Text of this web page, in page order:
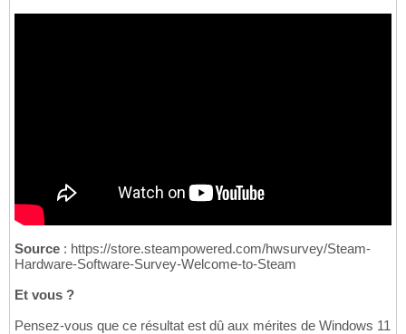
Source : https://store.steampowered.com/hwsurvey/Steam-
Hardware-Software-Survey-Welcome-to-Steam
Et vous ?
Pensez-vous que ce résultat est dû aux mérites de Windows 11